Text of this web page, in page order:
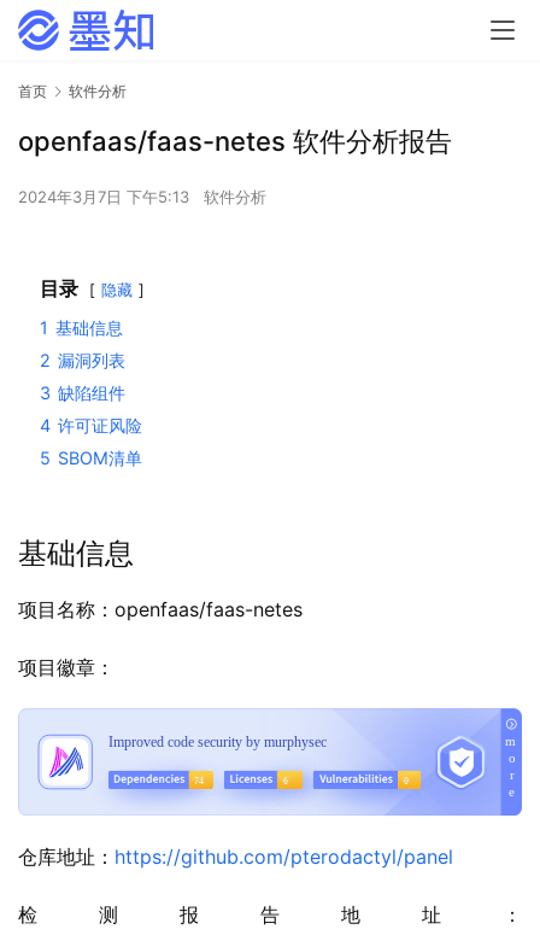
首页 软件分析
openfaas/faas-netes 软件分析报告
2024年3月7日 下午5:13 软件分析
目录 隐藏
1 基础信息
2 漏洞列表
3 缺陷组件
4 许可证风险
5 SBOM清单
基础信息
项目名称：openfaas/faas-netes
项目徽章：
仓库地址： https://github.com/pterodactyl/panel
检测报告地址：